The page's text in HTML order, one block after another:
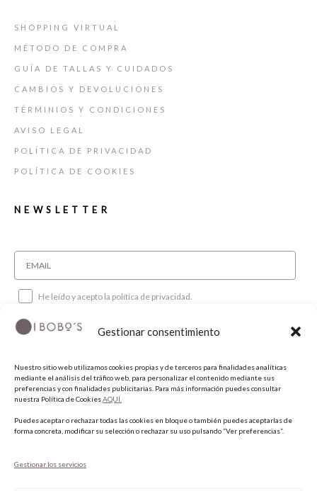
Gestionar consentimiento
Nuestro sitio web utilizamos cookies propias y de terceros para finalidades analíticas
mediante el análisis del tráfico web, para personalizar el contenido mediante sus
preferencias y con finalidades publicitarias. Para más información puedes consultar
nuestra Política de CookiesAQUÍ.
Puedes aceptar o rechazar todas las cookies en bloque o también puedes aceptarlas de
forma concreta, modificar su selección o rechazar su uso pulsando “Ver preferencias”.
Gestionar los servicios
SHOPPING VIRTUAL
MÉTODO DE COMPRA
GUÍA DE TALLAS Y CUIDADOS
CAMBIOS Y DEVOLUCIONES
TÉRMINIOS Y CONDICIONES
AVISO LEGAL
POLÍTICA DE PRIVACIDAD
POLÍTICA DE COOKIES
NEWSLETTER
He leído y acepto la política de privacidad.
SUSCRIBIRME
SÍGUENOS
INSTAGRAM
PINTEREST